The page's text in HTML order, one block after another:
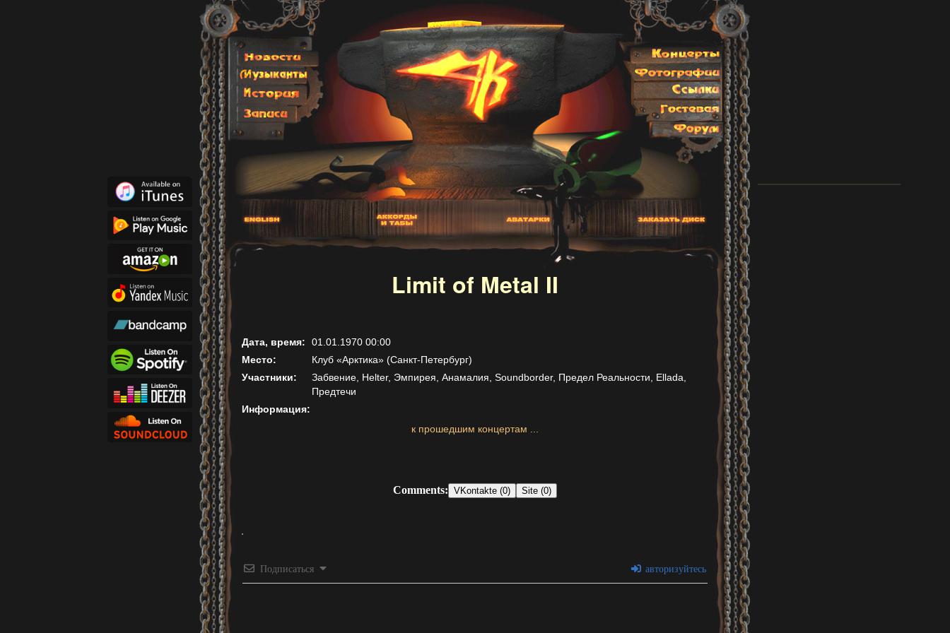
Limit of Metal II
Дата, время:
01.01.1970 00:00
Место:
Клуб «Арктика» (Санкт-Петербург)
Участники:
Забвение, Helter, Эмпирея, Анамалия, Soundborder, Предел Реальности, Ellada,
Предтечи
Информация:
к прошедшим концертам ...
Comments: VKontakte (0) Site (0)
Подписаться авторизуйтесь